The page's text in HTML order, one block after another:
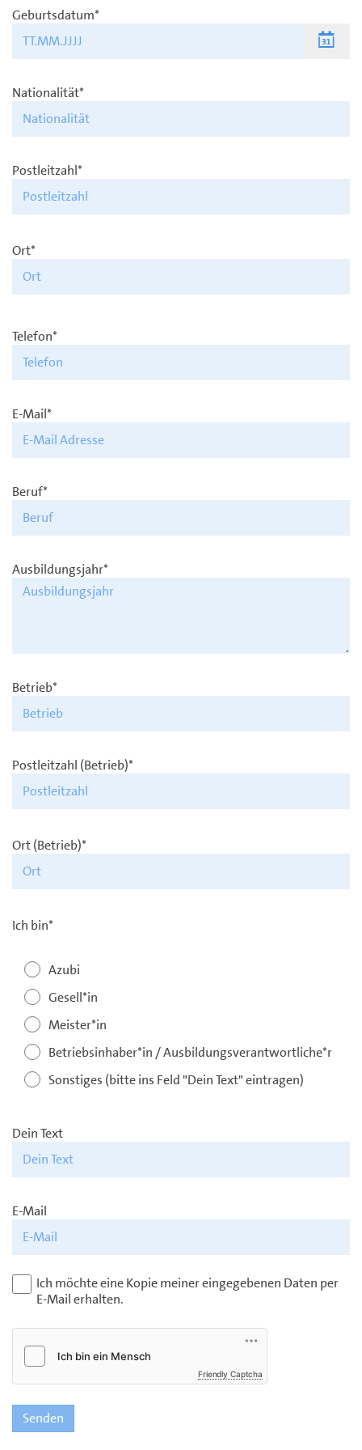
Geburtsdatum*
Nationalität*
Postleitzahl*
Ort*
Telefon*
E-Mail*
Beruf*
Ausbildungsjahr*
Betrieb*
Postleitzahl (Betrieb)*
Ort (Betrieb)*
Ich bin*
Azubi
Gesell*in
Meister*in
Betriebsinhaber*in / Ausbildungsverantwortliche*r
Sonstiges (bitte ins Feld "Dein Text" eintragen)
Dein Text
E-Mail
Ich möchte eine Kopie meiner eingegebenen Daten per
E-Mail erhalten.
Friendly Captcha
Senden